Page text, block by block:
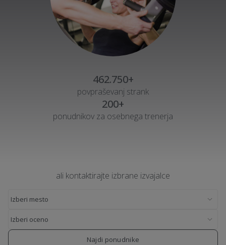
462.750+
povpraševanj strank
200+
ponudnikov za osebnega trenerja
ali kontaktirajte izbrane izvajalce
Najdi ponudnike